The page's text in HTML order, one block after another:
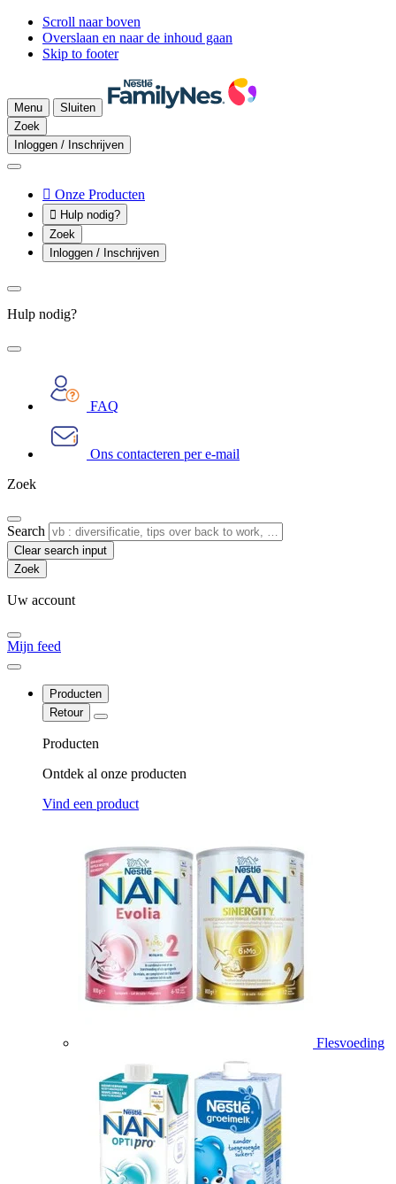
Scroll naar boven
Overslaan en naar de inhoud gaan
Skip to footer
Menu
Sluiten
Zoek
Inloggen / Inschrijven
 Onze Producten
 Hulp nodig?
Zoek
Inloggen / Inschrijven
Hulp nodig?
FAQ
Ons contacteren per e-mail
Zoek
Search
Clear search input
Uw account
Mijn feed
Producten
Retour
Producten
Ontdek al onze producten
Vind een product
Flesvoeding